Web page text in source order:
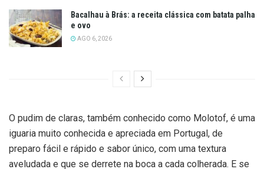
Bacalhau à Brás: a receita clássica com batata palha
e ovo
AGO 6, 2026
O pudim de claras, também conhecido como Molotof, é uma
iguaria muito conhecida e apreciada em Portugal, de
preparo fácil e rápido e sabor único, com uma textura
aveludada e que se derrete na boca a cada colherada. E se